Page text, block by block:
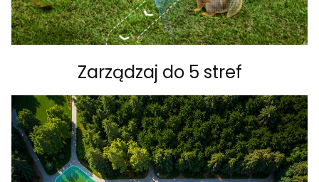
Zarządzaj do 5 stref